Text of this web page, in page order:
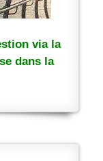
via la
dans la